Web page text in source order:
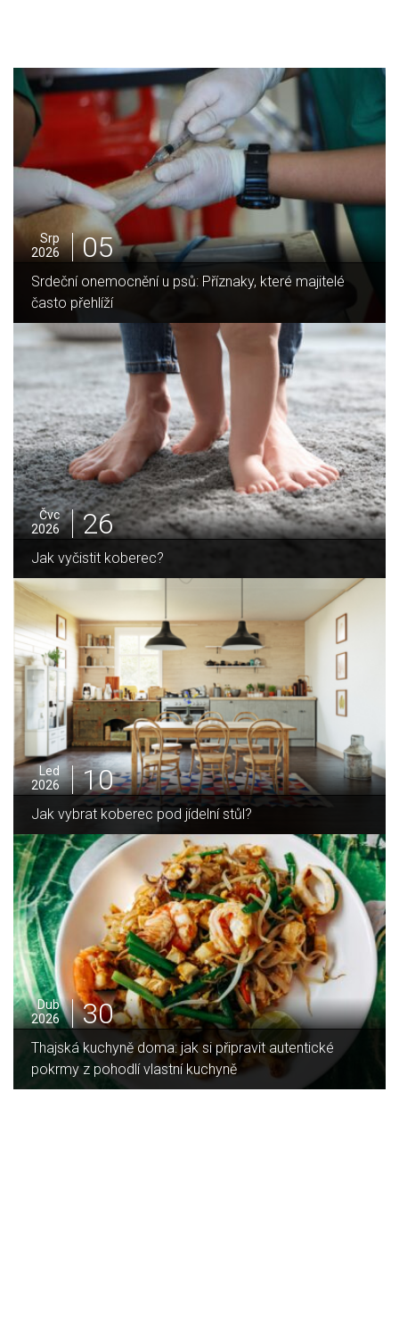
Srp
2026
05
Jak vybrat ideální krbovou vložku? Průvodce
domov
Čvc
2026
25
Jak sušit pomeranče a citrusy jednoduše
Pro
2025
05
Jak zvládnout vánoční úklid bez námahy
Led
2026
16
Jaký je rozdíl mezi indukční a sklokeramickou
deskou?